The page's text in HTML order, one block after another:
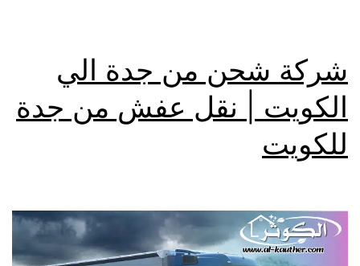
شركة شحن من جدة الي
الكويت | نقل عفش من جدة
للكويت